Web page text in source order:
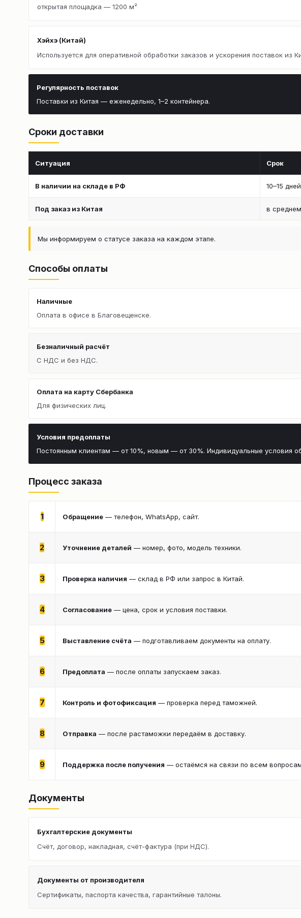
открытая площадка — 1200 м²
Хэйхэ (Китай)
Используется для оперативной обработки заказов и ускорения поставок из
Регулярность поставок
Поставки из Китая — еженедельно, 1–2 контейнера.
Сроки доставки
Ситуация Срок
В наличии на складе в РФ 10–15
Под заказ из Китая в
Мы информируем о статусе заказа на каждом этапе.
Способы оплаты
Наличные
Оплата в офисе в Благовещенске.
Безналичный расчёт
С НДС и без НДС.
Оплата на карту Сбербанка
Для физических лиц.
Условия предоплаты
Постоянным клиентам — от 10%, новым — от 30%. Индивидуальные условия
Процесс заказа
1 Обращение — телефон, WhatsApp, сайт.
2 Уточнение деталей — номер, фото, модель техники.
3 Проверка наличия — склад в РФ или запрос в Китай.
4 Согласование — цена, срок и условия поставки.
5 Выставление счёта — подготавливаем документы на оплату.
6 Предоплата — после оплаты запускаем заказ.
7 Контроль и фотофиксация — проверка перед таможней.
8 Отправка — после растаможки передаём в доставку.
9 Поддержка после получения — остаёмся на связи по всем
Документы
Бухгалтерские документы
Счёт, договор, накладная, счёт-фактура (при НДС).
Документы от производителя
Сертификаты, паспорта качества, гарантийные талоны.